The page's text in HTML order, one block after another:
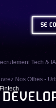
SE
Tech &
Nos Offres -